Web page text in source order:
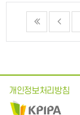
개인정보처리방침